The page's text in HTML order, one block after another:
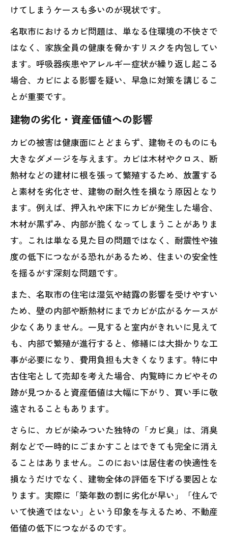
けてしまうケースも多いのが現状です。
名取市におけるカビ問題は、単なる住環境の不快さで
はなく、家族全員の健康を脅かすリスクを内包してい
ます。呼吸器疾患やアレルギー症状が繰り返し起こる
場合、カビによる影響を疑い、早急に対策を講じるこ
とが重要です。
建物の劣化・資産価値への影響
カビの被害は健康面にとどまらず、建物そのものにも
大きなダメージを与えます。カビは木材やクロス、断
熱材などの建材に根を張って繁殖するため、放置する
と素材を劣化させ、建物の耐久性を損なう原因となり
ます。例えば、押入れや床下にカビが発生した場合、
木材が黒ずみ、内部が脆くなってしまうことがありま
す。これは単なる見た目の問題ではなく、耐震性や強
度の低下につながる恐れがあるため、住まいの安全性
を揺るがす深刻な問題です。
また、名取市の住宅は湿気や結露の影響を受けやすい
ため、壁の内部や断熱材にまでカビが広がるケースが
少なくありません。一見すると室内がきれいに見えて
も、内部で繁殖が進行すると、修繕には大掛かりな工
事が必要になり、費用負担も大きくなります。特に中
古住宅として売却を考えた場合、内覧時にカビやその
跡が見つかると資産価値は大幅に下がり、買い手に敬
遠されることもあります。
さらに、カビが染みついた独特の「カビ臭」は、消臭
剤などで一時的にごまかすことはできても完全に消え
ることはありません。このにおいは居住者の快適性を
損なうだけでなく、建物全体の評価を下げる要因とな
ります。実際に「築年数の割に劣化が早い」「住んで
いて快適ではない」という印象を与えるため、不動産
価値の低下につながるのです。